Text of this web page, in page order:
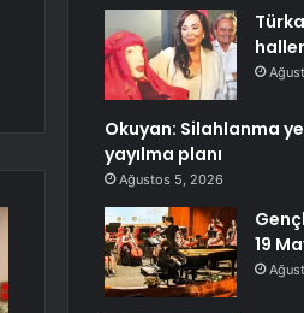
Okuyan: Silahlanma
yayılma planı
Ağustos 5, 2026
19